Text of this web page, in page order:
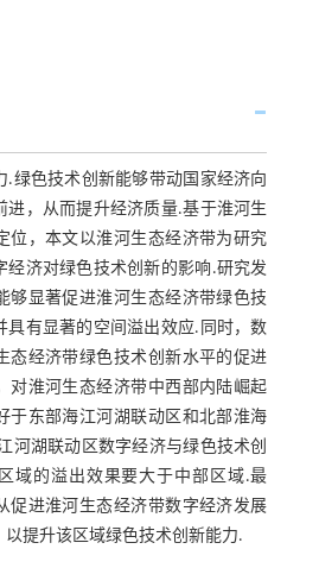
.绿色技术创新能够带动国家经济向
进，从而提升经济质量.基于淮河生
位，本文以淮河生态经济带为研究
经济对绿色技术创新的影响.研究发
够显著促进淮河生态经济带绿色技
具有显著的空间溢出效应.同时，数
态经济带绿色技术创新水平的促进
对淮河生态经济带中西部内陆崛起
于东部海江河湖联动区和北部淮海
河湖联动区数字经济与绿色技术创
域的溢出效果要大于中部区域.最
促进淮河生态经济带数字经济发展
以提升该区域绿色技术创新能力.